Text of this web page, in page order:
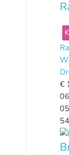
€
54